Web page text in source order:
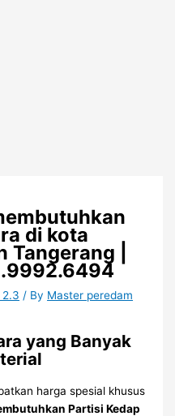
di kota
Tangerang |
2.3 / By Master peredam
yang Banyak
harga spesial khusus
Partisi Kedap